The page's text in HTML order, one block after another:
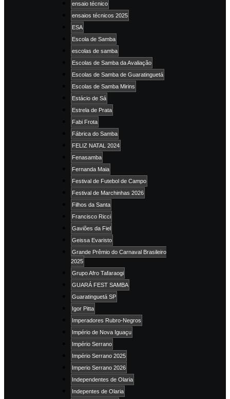
ensaio técnico
ensaios técnicos 2025
ESA
Escola de Samba
escolas de samba
Escolas de Samba da Avaliação
Escolas de Samba de Guaratinguetá
Escolas de Samba Mirins
Estácio de Sá
Estrela de Prata
Fabi Frota
Fábrica do Samba
FELIZ NATAL 2024
Fenasamba
Fernanda Maia
Festival de Futebol de Campo
Festival de Marchinhas 2026
Filhos da Santa
Francisco Ricci
Gaviões da Fiel
Geissa Evaristo
Grande Prêmio do Carnaval Brasileiro
2025
Grupo Afro Tafaraogi
GUARÁ FEST SAMBA
Guaratinguetá SP
Igor Pitta
Imperadores Rubro-Negros
Império de Nova Iguaçu
Império Serrano
Império Serrano 2025
Imperio Serrano 2026
Independentes de Olaria
Indepentes de Olaria